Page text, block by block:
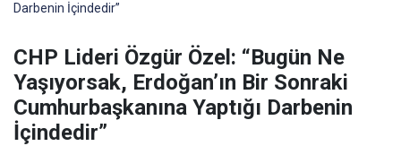
Darbenin İçindedir”
CHP Lideri Özgür Özel: “Bugün Ne
Yaşıyorsak, Erdoğan’ın Bir Sonraki
Cumhurbaşkanına Yaptığı Darbenin
İçindedir”